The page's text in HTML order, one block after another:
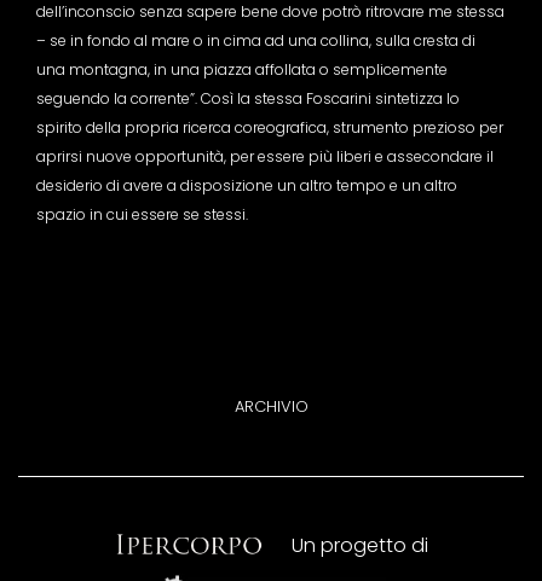
dell’inconscio senza sapere bene dove potrò ritrovare me stessa
– se in fondo al mare o in cima ad una collina, sulla cresta di
una montagna, in una piazza affollata o semplicemente
seguendo la corrente”. Così la stessa Foscarini sintetizza lo
spirito della propria ricerca coreografica, strumento prezioso per
aprirsi nuove opportunità, per essere più liberi e assecondare il
desiderio di avere a disposizione un altro tempo e un altro
spazio in cui essere se stessi.
ARCHIVIO
Un progetto di